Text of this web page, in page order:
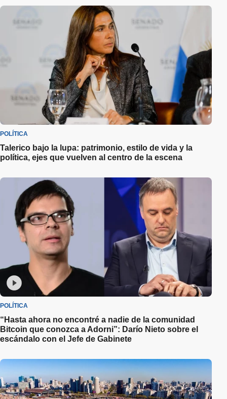
POLÍTICA
Talerico bajo la lupa: patrimonio, estilo de vida y la
política, ejes que vuelven al centro de la escena
POLÍTICA
“Hasta ahora no encontré a nadie de la comunidad
Bitcoin que conozca a Adorni”: Darío Nieto sobre el
escándalo con el Jefe de Gabinete